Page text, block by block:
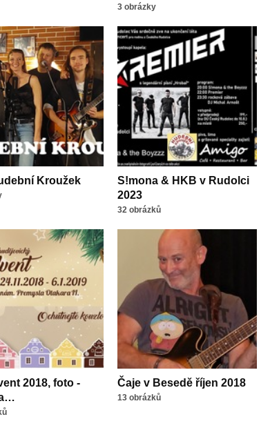
3 obrázky
Kroužek
S!mona & HKB v Rudolci
2023
32 obrázků
2018, foto -
Čaje v Besedě říjen 2018
13 obrázků